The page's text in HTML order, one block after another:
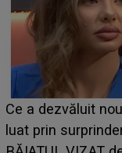
Ce a dezvăluit
luat prin